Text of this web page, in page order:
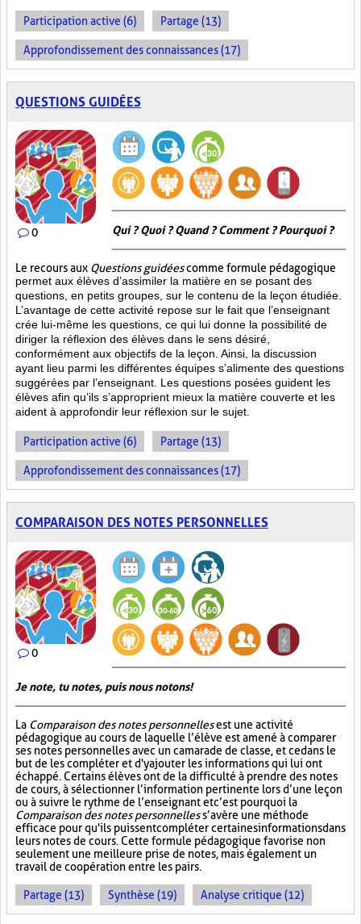
Participation active (6) Partage (13)
Approfondissement des connaissances (17)
QUESTIONS GUIDÉES
0 Qui ? Quoi ? Quand ? Comment ? Pourquoi ?
Le recours aux Questions guidéescomme formule pédagogique
permet aux élèves d’assimiler la matière en se posant des
questions, en petits groupes, sur le contenu de la leçon étudiée.
L’avantage de cette activité repose sur le fait que l’enseignant
crée lui-même les questions, ce qui lui donne la possibilité de
diriger la réflexion des élèves dans le sens désiré,
conformément aux objectifs de la leçon. Ainsi, la discussion
ayant lieu parmi les différentes équipes s’alimente des questions
suggérées par l’enseignant. Les questions posées guident les
élèves afin qu’ils s’approprient mieux la matière couverte et les
aident à approfondir leur réflexion sur le sujet.
Participation active (6) Partage (13)
Approfondissement des connaissances (17)
COMPARAISON DES NOTES PERSONNELLES
0
Je note, tu notes, puis nous notons!
La Comparaison des notes personnellesest une activité
pédagogique au cours de laquelle l’élève est amené à comparer
ses notes personnelles avec un camarade de classe, et ce dans le
but de les compléter et d'y ajouter les informations qui lui ont
échappé. Certains élèves ont de la difficulté à prendre des notes
de cours, à sélectionner l’information pertinente lors d’une leçon
ou à suivre le rythme de l’enseignant et c’est pourquoi la
Comparaison des notes personnelless’avère une méthode
efficace pour qu'ils puissent compléter certaines informations dans
leurs notes de cours. Cette formule pédagogique favorise non
seulement une meilleure prise de notes, mais également un
travail de coopération entre les pairs.
Partage (13) Synthèse (19) Analyse critique (12)